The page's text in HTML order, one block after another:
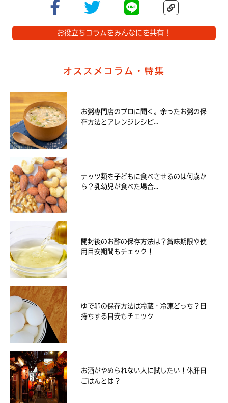
お役立ちコラムをみんなにを共有！
オススメコラム・特集
お粥専門店のプロに聞く。余ったお粥の保
存方法とアレンジレシピ...
ナッツ類を子どもに食べさせるのは何歳か
ら？乳幼児が食べた場合...
開封後のお酢の保存方法は？賞味期限や使
用目安期間もチェック！
ゆで卵の保存方法は冷蔵・冷凍どっち？日
持ちする目安もチェック
お酒がやめられない人に試したい！休肝日
ごはんとは？